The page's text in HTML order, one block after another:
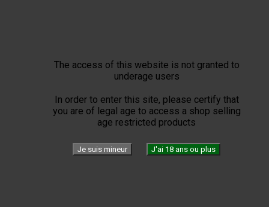
The access of this website is not granted to
underage users
In order to enter this site, please certify that
you are of legal age to access a shop selling
age restricted products
Je suis mineur J'ai 18 ans ou plus
  L'Art du Feu
Windproof
Flammes Double
L'Art du Cuir
Art de l'Accessoire
L'Art de l'Ecriture
SPECIAL ST DUPONT